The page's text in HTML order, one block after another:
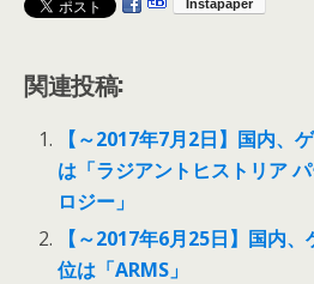
関連投稿:
【～2017年7月2日】国内、
は「ラジアントヒストリア
ロジー」
【～2017年6月25日】国内
位は「ARMS」